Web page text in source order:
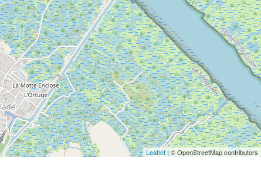
Leaflet| © OpenStreetMap contributors